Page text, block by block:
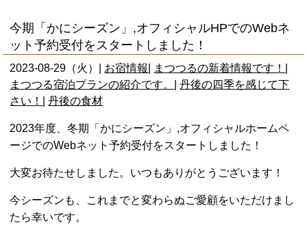
閉じる
今期「かにシーズン」,オフィシャルHPでのWebネ
ット予約受付をスタートしました！
2023-08-29（火）| お宿情報 まつつるの新着情報です！
まつつる宿泊プランの紹介です。
|丹後の四季を感じて下
さい！
|丹後の食材
2023年度、冬期「かにシーズン」,オフィシャルホームペ
ージでのWebネット予約受付をスタートしました！
大変お待たせしました。いつもありがとうございます！
今シーズンも、これまでと変わらぬご愛顧をいただけまし
たら幸いです。